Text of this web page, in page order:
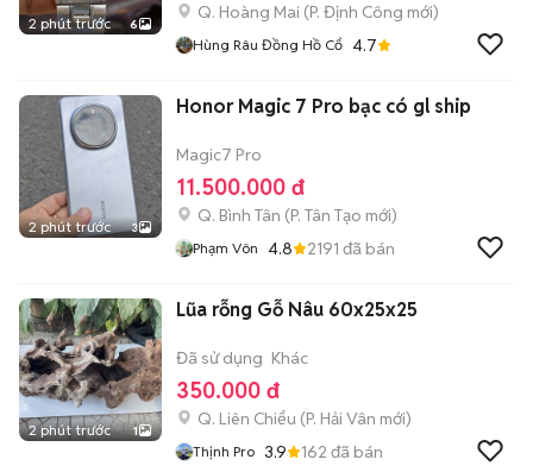
2 phút trước 6
Q. Hoàng Mai (P. Định Công mới)
Hùng Râu Đồng Hồ Cổ 4.7
2 phút trước 3
Honor Magic 7 Pro bạc có gl ship
Magic7 Pro
11.500.000 đ
Q. Bình Tân (P. Tân Tạo mới)
Phạm Vôn 4.8 2191 đã bán
2 phút trước 1
Lũa rỗng Gỗ Nâu 60x25x25
Đã sử dụng Khác
350.000 đ
Q. Liên Chiểu (P. Hải Vân mới)
Thịnh Pro 3.9 162 đã bán